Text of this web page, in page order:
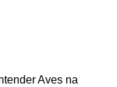
Aves na